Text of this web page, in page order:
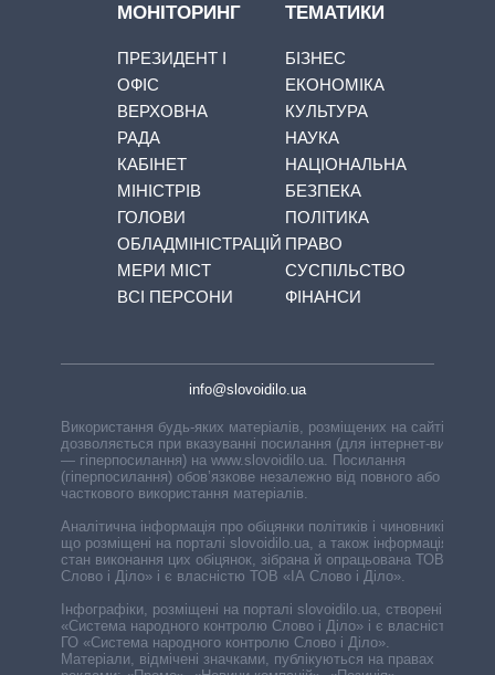
МОНІТОРИНГ
ПРЕЗИДЕНТ І
ОФІС
ВЕРХОВНА
РАДА
КАБІНЕТ
МІНІСТРІВ
ГОЛОВИ
ОБЛАДМІНІСТРАЦІЙ
МЕРИ МІСТ
ВСІ ПЕРСОНИ
ТЕМАТИКИ
БІЗНЕС
ЕКОНОМІКА
КУЛЬТУРА
НАУКА
НАЦІОНАЛЬНА
БЕЗПЕКА
ПОЛІТИКА
ПРАВО
СУСПІЛЬСТВО
ФІНАНСИ
info@slovoidilo.ua
Використання будь-яких матеріалів, розміщених на сайті,
дозволяється при вказуванні посилання (для інтернет-видань
— гіперпосилання) на www.slovoidilo.ua. Посилання
(гіперпосилання) обов’язкове незалежно від повного або
часткового використання матеріалів.
Аналітична інформація про обіцянки політиків і чиновників,
що розміщені на порталі slovoidilo.ua, а також інформація про
стан виконання цих обіцянок, зібрана й опрацьована ТОВ «ІА
Слово і Діло» і є власністю ТОВ «ІА Слово і Діло».
Інфографіки, розміщені на порталі slovoidilo.ua, створені ГО
«Система народного контролю Слово і Діло» і є власністю
ГО «Система народного контролю Слово і Діло».
Матеріали, відмічені значками, публікуються на правах